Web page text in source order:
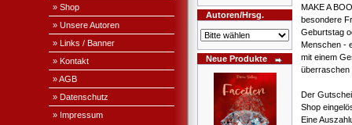
» Shop
» Unsere Autoren
» Links / Banner
» Kontakt
» AGB
» Datenschutz
» Impressum
Autoren/Hrsg.
Neue Produkte
MAKE A
besondere
Geburtstag
Menschen -
mit einem
überraschen
Der
Shop
Eine